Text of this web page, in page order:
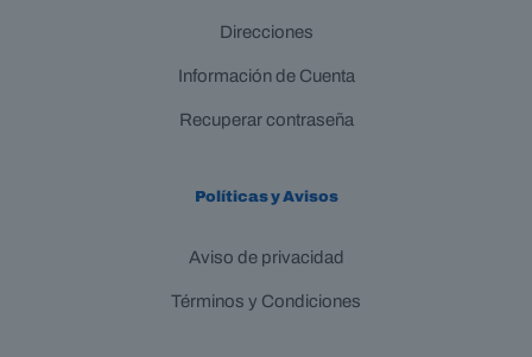
Direcciones
Información de Cuenta
Recuperar contraseña
Políticas y Avisos
Aviso de privacidad
Términos y Condiciones